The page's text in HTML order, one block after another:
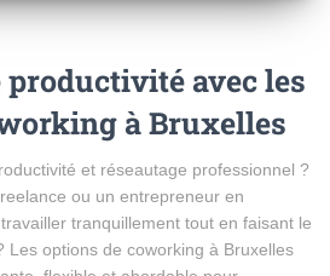
productivité avec les
à Bruxelles
et réseautage professionnel ?
ou un entrepreneur en
tranquillement tout en faisant le
Les options de coworking à Bruxelles